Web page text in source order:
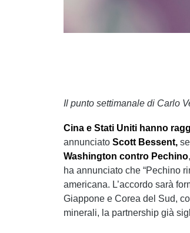
Il punto settimanale di Carlo
Cina e Stati Uniti hanno
annunciato Scott Bessent,
Washington contro Pechino
ha annunciato che “Pechino
americana. L’accordo sarà
Giappone e Corea del Sud,
minerali, la partnership già